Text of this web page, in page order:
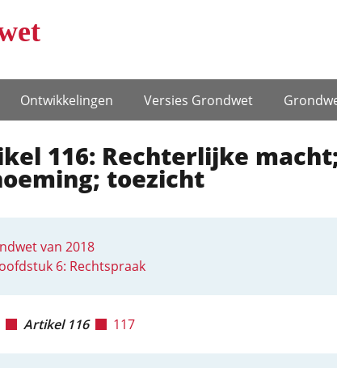
Ontwikke­lingen Versies Grondwet
116: Rechterlijke
toezicht
van 2018
6: Rechtspraak
Artikel 116 117